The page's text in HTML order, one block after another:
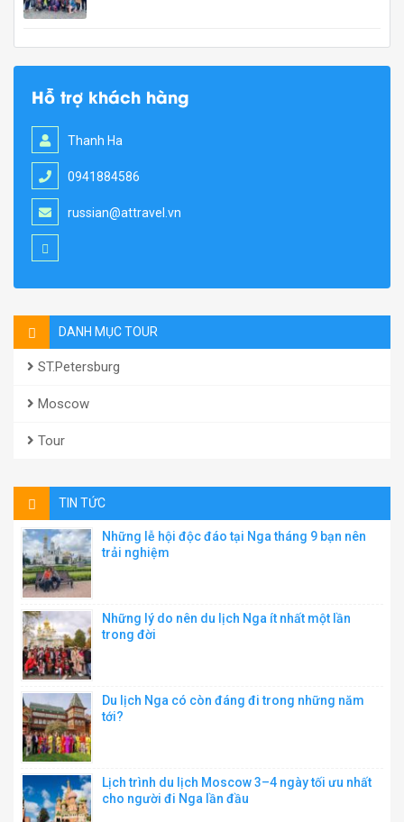
Hỗ trợ khách hàng
Thanh Ha
0941884586
russian@attravel.vn
DANH MỤC TOUR
ST.Petersburg
Moscow
Tour
TIN TỨC
Những lễ hội độc đáo tại Nga tháng 9 bạn nên
trải nghiệm
Những lý do nên du lịch Nga ít nhất một lần
trong đời
Du lịch Nga có còn đáng đi trong những năm
tới?
Lịch trình du lịch Moscow 3–4 ngày tối ưu nhất
cho người đi Nga lần đầu